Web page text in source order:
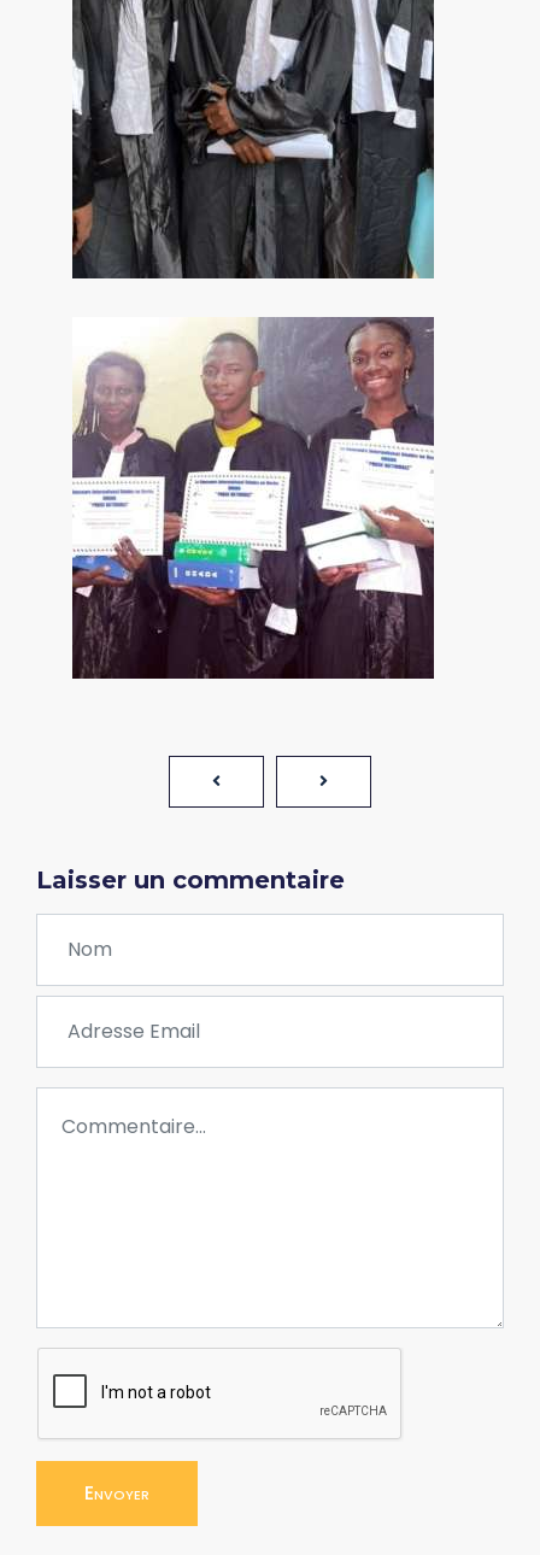
Laisser un commentaire
Envoyer